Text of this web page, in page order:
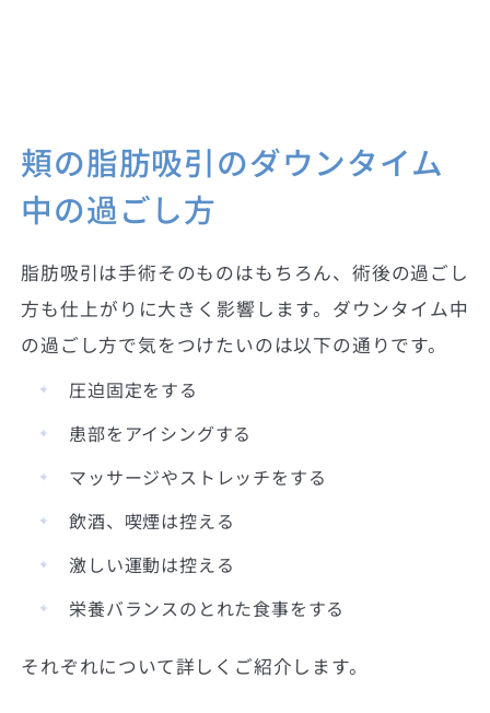
頬の脂肪吸引のダウンタイム
中の過ごし方
脂肪吸引は手術そのものはもちろん、術後の過ごし
方も仕上がりに大きく影響します。ダウンタイム中
の過ごし方で気をつけたいのは以下の通りです。
圧迫固定をする
患部をアイシングする
マッサージやストレッチをする
飲酒、喫煙は控える
激しい運動は控える
栄養バランスのとれた食事をする
それぞれについて詳しくご紹介します。